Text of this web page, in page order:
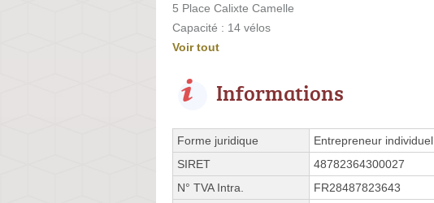
5 Place Calixte Camelle
Capacité : 14 vélos
Voir tout
Informations
Forme juridique
Entrepreneur individuel
SIRET
48782364300027
N° TVA Intra.
FR28487823643